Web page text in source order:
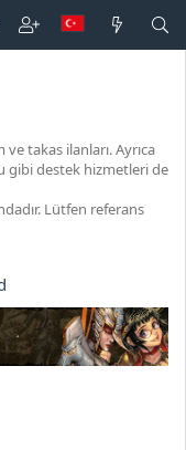
takas ilanları. Ayrıca
gibi destek hizmetleri de
Lütfen referans